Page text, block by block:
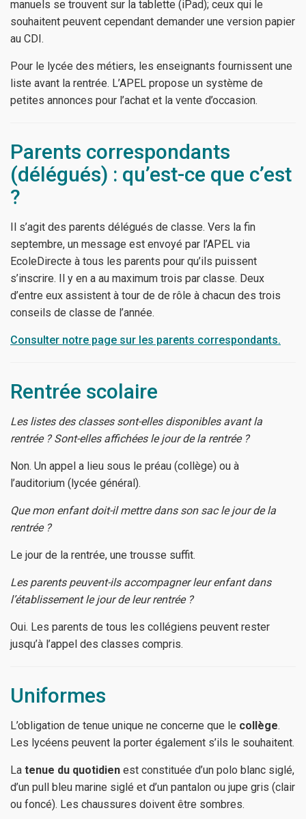
manuels se trouvent sur la tablette (iPad); ceux qui le
souhaitent peuvent cependant demander une version papier
au CDI.
Pour le lycée des métiers, les enseignants fournissent une
liste avant la rentrée. L’APEL propose un système de
petites annonces pour l’achat et la vente d’occasion.
Parents correspondants
(délégués) : qu’est-ce que c’est
?
Il s’agit des parents délégués de classe. Vers la fin
septembre, un message est envoyé par l’APEL via
EcoleDirecte à tous les parents pour qu’ils puissent
s’inscrire. Il y en a au maximum trois par classe. Deux
d’entre eux assistent à tour de de rôle à chacun des trois
conseils de classe de l’année.
Consulter notre page sur les parents correspondants.
Rentrée scolaire
Les listes des classes sont-elles disponibles avant la
rentrée ? Sont-elles affichées le jour de la rentrée ?
Non. Un appel a lieu sous le préau (collège) ou à
l’auditorium (lycée général).
Que mon enfant doit-il mettre dans son sac le jour de la
rentrée ?
Le jour de la rentrée, une trousse suffit.
Les parents peuvent-ils accompagner leur enfant dans
l’établissement le jour de leur rentrée ?
Oui. Les parents de tous les collégiens peuvent rester
jusqu’à l’appel des classes compris.
Uniformes
L’obligation de tenue unique ne concerne que le collège.
Les lycéens peuvent la porter également s’ils le souhaitent.
La tenue du quotidien est constituée d’un polo blanc siglé,
d’un pull bleu marine siglé et d’un pantalon ou jupe gris (clair
ou foncé). Les chaussures doivent être sombres.